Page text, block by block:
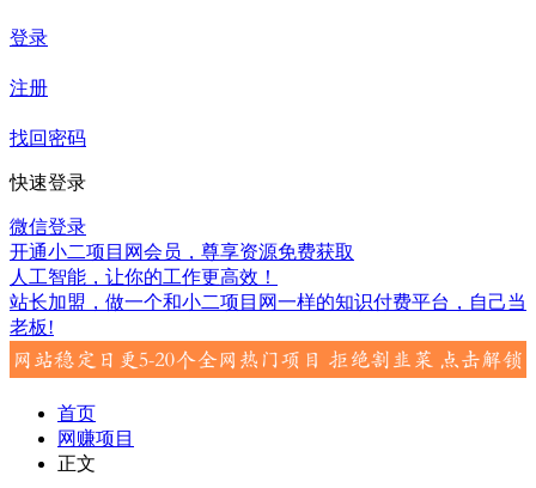
登录
注册
找回密码
快速登录
微信登录
开通小二项目网会员，尊享资源免费获取
人工智能，让你的工作更高效！
站长加盟，做一个和小二项目网一样的知识付费平台，自己当
老板!
首页
网赚项目
正文